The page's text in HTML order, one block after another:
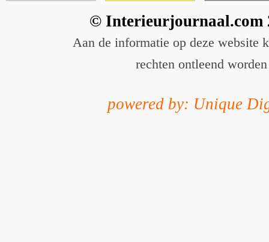
© Interieurjournaal.com
Aan de informatie op deze website
rechten ontleend worden
powered by: Unique